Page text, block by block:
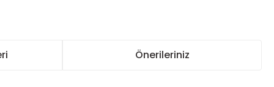
Önerileriniz